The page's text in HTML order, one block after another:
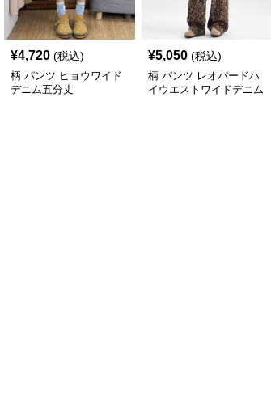
¥4,720 (税込)
柄 パンツ ヒョウワイド
デニム五分丈
¥5,050 (税込)
柄 パンツ レオパードハ
イウエストワイドデニム